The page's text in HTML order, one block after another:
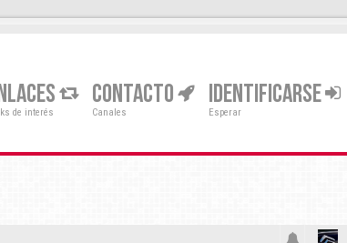
de interés
CONTACTO
Canales
IDENTIFICARSE
Esperar